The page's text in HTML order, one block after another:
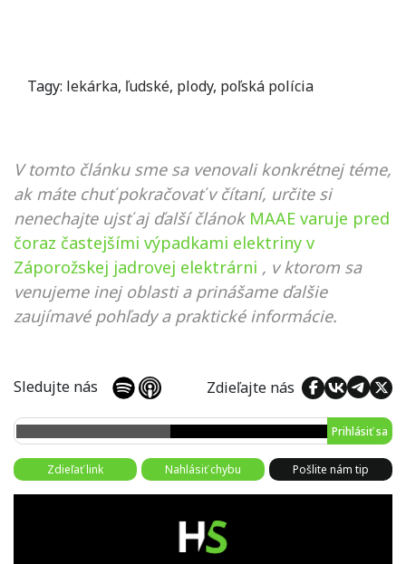
Tagy: lekárka, ľudské, plody, poľská polícia
V tomto článku sme sa venovali konkrétnej téme,
ak máte chuť pokračovať v čítaní, určite si
nenechajte ujsť aj ďalší článok MAAE varuje pred
čoraz častejšími výpadkami elektriny v
Záporožskej jadrovej elektrárni , v ktorom sa
venujeme inej oblasti a prinášame ďalšie
zaujímavé pohľady a praktické informácie.
Sledujte nás Zdieľajte nás
Prihlásiť sa
Zdieľať link Nahlásiť chybu Pošlite nám tip